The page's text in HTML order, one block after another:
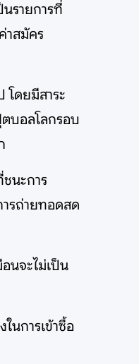
รายการที่
าสมัคร
ดยมีสาระ
บอลโลกรอบ
นะการ
รถ่ายทอดสด
นจะไม่เป็น
นการเข้าซื้อ